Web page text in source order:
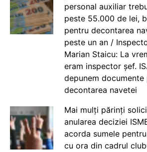
personal auxiliar
peste 55.000 de lei,
pentru decontarea
peste un an /
Marian Staicu: La
eram inspector șef.
depunem documente
decontarea navetei
Mai mulți părinți
anularea deciziei
acorda sumele
cu ora din cadrul